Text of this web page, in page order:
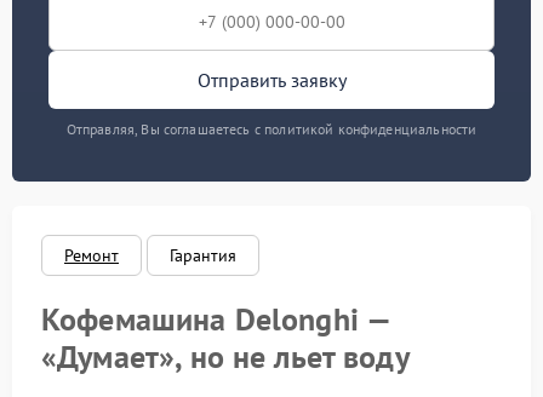
Отправить заявку
Отправляя, Вы соглашаетесь с политикой конфиденциальности
Ремонт Гарантия
Кофемашина Delonghi —
«Думает», но не льет воду